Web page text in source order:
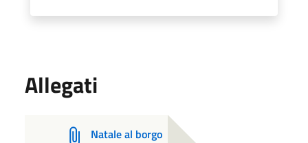
Allegati
Natale al borgo